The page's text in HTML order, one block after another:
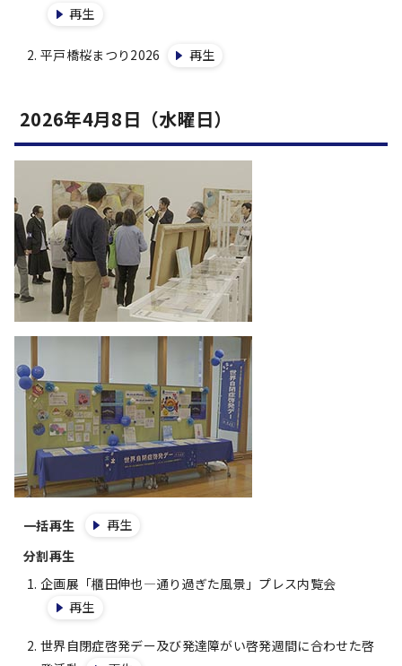
再生
平戸橋桜まつり2026 再生
2026年4月8日（水曜日）
一括再生
再生
分割再生
企画展「櫃田伸也―通り過ぎた風景」プレス内覧会
再生
世界自閉症啓発デー及び発達障がい啓発週間に合わせた啓